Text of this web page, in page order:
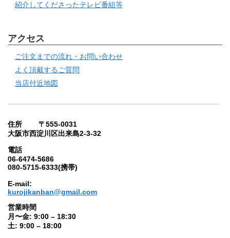
紹介してくださったテレビ番組等
アクセス
ご注文までの流れ・お問い合わせ
よく頂戴するご質問
当店付近地図
住所 〒555-0031
大阪市西淀川区出来島2-3-32
電話
06-6474-5686
080-5715-6333(携帯)
E-mail:
kurojikanban@gmail.com
営業時間
月〜金: 9:00 – 18:30
土: 9:00 – 18:00